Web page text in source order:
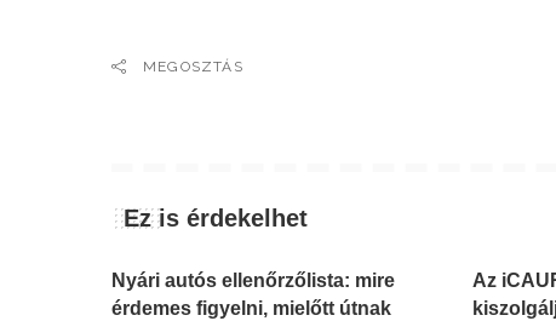
MEGOSZTÁS
Ez is érdekelhet
Nyári autós ellenőrzőlista: mire
érdemes figyelni, mielőtt útnak
Az